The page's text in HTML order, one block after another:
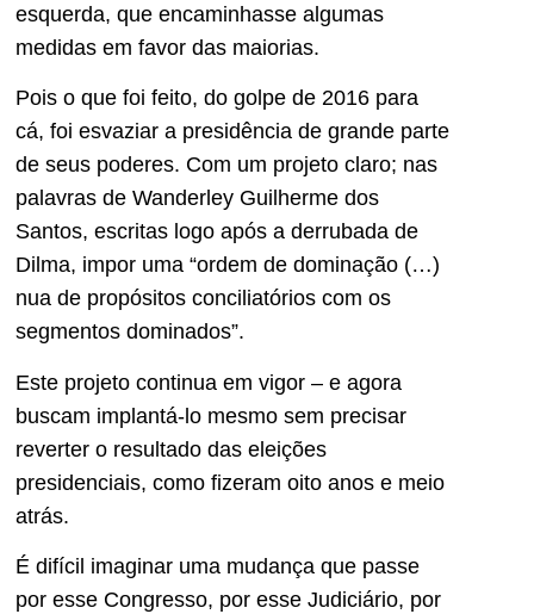
esquerda, que encaminhasse algumas
medidas em favor das maiorias.
Pois o que foi feito, do golpe de 2016 para
cá, foi esvaziar a presidência de grande parte
de seus poderes. Com um projeto claro; nas
palavras de Wanderley Guilherme dos
Santos, escritas logo após a derrubada de
Dilma, impor uma “ordem de dominação (…)
nua de propósitos conciliatórios com os
segmentos dominados”.
Este projeto continua em vigor – e agora
buscam implantá-lo mesmo sem precisar
reverter o resultado das eleições
presidenciais, como fizeram oito anos e meio
atrás.
É difícil imaginar uma mudança que passe
por esse Congresso, por esse Judiciário, por